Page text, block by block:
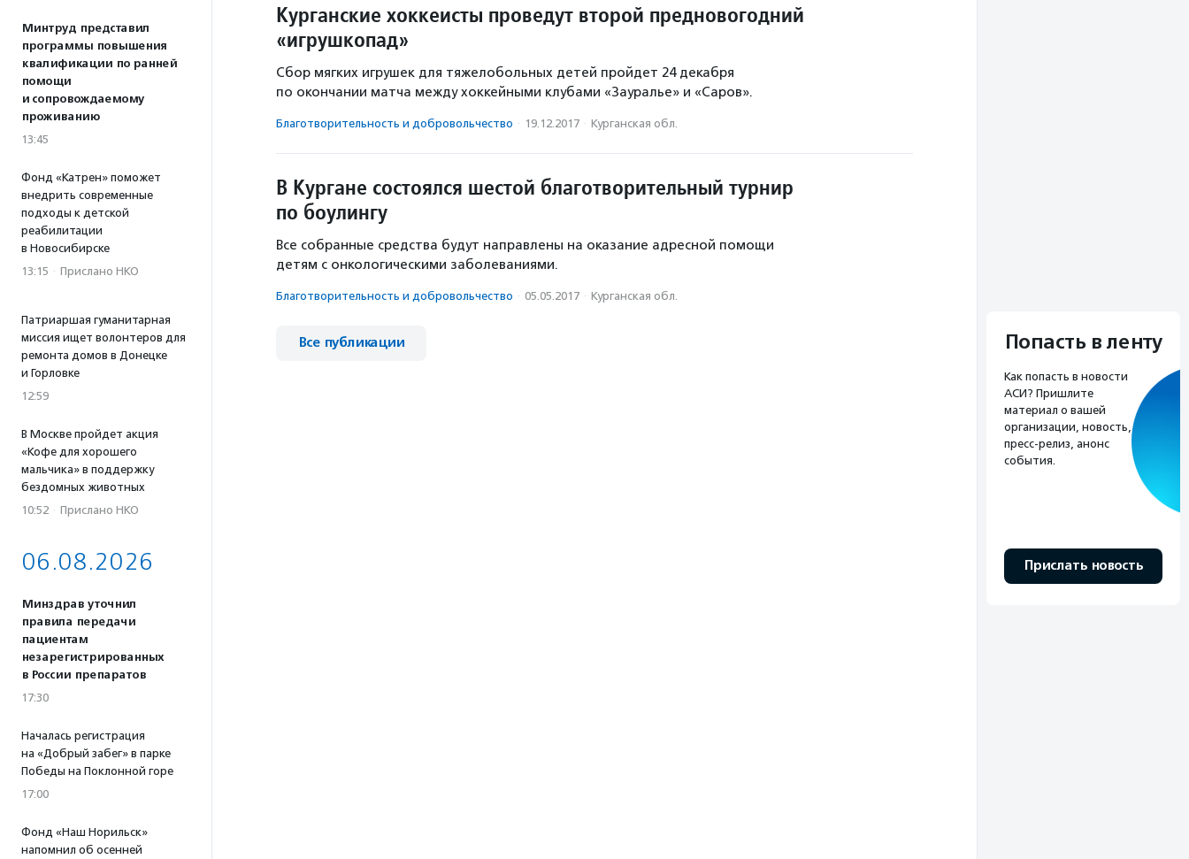
Минтруд представил
программы повышения
квалификации по ранней
помощи
и сопровождаемому
проживанию
13:45
Фонд «Катрен» поможет
внедрить современные
подходы к детской
реабилитации
в Новосибирске
13:15 · Прислано НКО
Патриаршая гуманитарная
миссия ищет волонтеров для
ремонта домов в Донецке
и Горловке
12:59
В Москве пройдет акция
«Кофе для хорошего
мальчика» в поддержку
бездомных животных
10:52 · Прислано НКО
06.08.2026
Минздрав уточнил
правила передачи
пациентам
незарегистрированных
в России препаратов
17:30
Началась регистрация
на «Добрый забег» в парке
Победы на Поклонной горе
17:00
Фонд «Наш Норильск»
напомнил об осенней
Курганские хоккеисты проведут второй предновогодний
«игрушкопад»
Сбор мягких игрушек для тяжелобольных детей пройдет 24 декабря
по окончании матча между хоккейными клубами «Зауралье» и «Саров».
Благотвори­тель­ность и доброволь­чест­во · 19.12.2017 · Курганская обл.
В Кургане состоялся шестой благотворительный турнир
по боулингу
Все собранные средства будут направлены на оказание адресной помощи
детям с онкологическими заболеваниями.
Благотвори­тель­ность и доброволь­чест­во · 05.05.2017 · Курганская обл.
Все публикации Попасть в ленту
Как попасть в новости
АСИ? Пришлите
материал о вашей
организации, новость,
пресс-релиз, анонс
события.
Прислать новость